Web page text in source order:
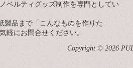
ベルティグッズ制作を専門としてい
製品まで「こんなものを作りた
軽にお問合せください。
Copyright © 2026